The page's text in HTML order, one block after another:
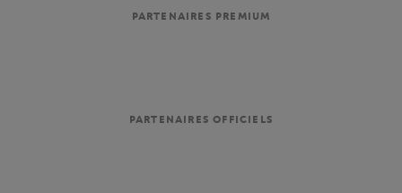
PARTENAIRES PREMIUM
PARTENAIRES OFFICIELS